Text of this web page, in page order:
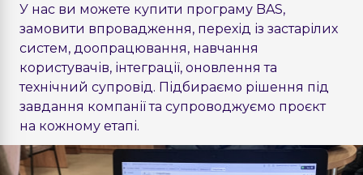
У нас ви можете купити програму BAS,
замовити впровадження, перехід із застарілих
систем, доопрацювання, навчання
користувачів, інтеграції, оновлення та
технічний супровід. Підбираємо рішення під
завдання компанії та супроводжуємо проєкт
на кожному етапі.